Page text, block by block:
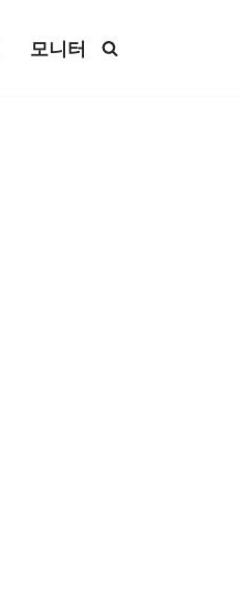
모니터